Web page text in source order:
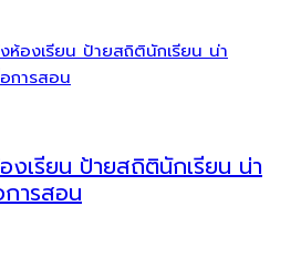
เรียน ป้ายสถิตินักเรียน น่า
ารสอน